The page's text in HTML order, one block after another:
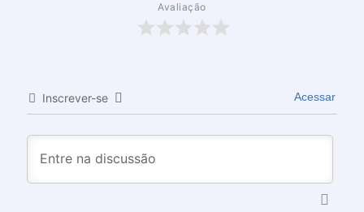
Avaliação
Inscrever-se Acessar